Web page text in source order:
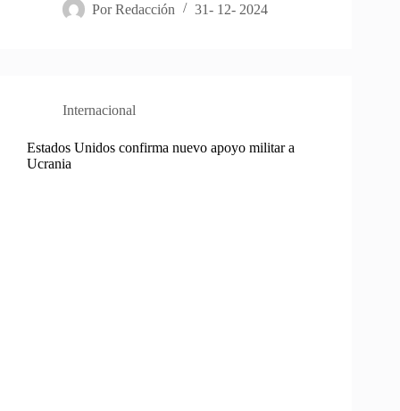
Por Redacción 31- 12- 2024
Internacional
Estados Unidos confirma nuevo apoyo militar a
Ucrania